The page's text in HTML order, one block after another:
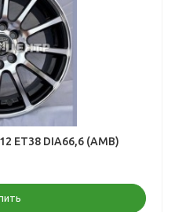
ET38 DIA66,6 (AMB)